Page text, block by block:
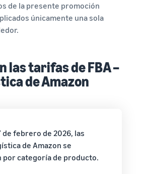
de la presente promoción
únicamente una sola
las tarifas de FBA –
de Amazon
de febrero de 2026, las
de Amazon se
categoría de producto.